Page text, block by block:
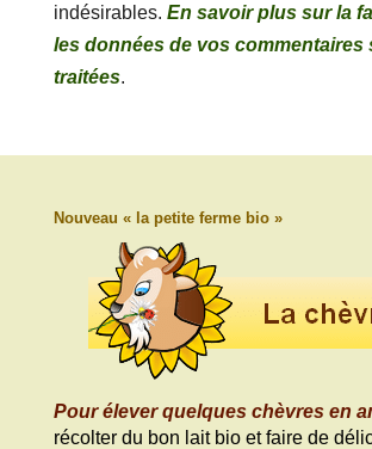
indésirables. En savoir plus sur la
les données de vos commentaires
traitées.
Nouveau « la petite ferme bio »
Pour élever quelques chèvres en
récolter du bon lait bio et faire de